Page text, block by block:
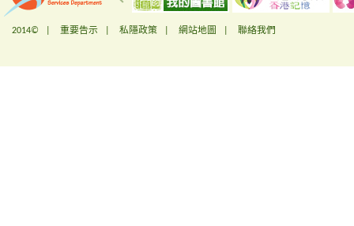
2014© | 重要告示 私隱政策 網站地圖 聯絡我們